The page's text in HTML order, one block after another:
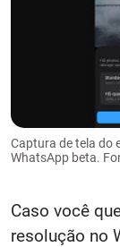
Captura de tela do
WhatsApp beta.
Caso você
resolução no